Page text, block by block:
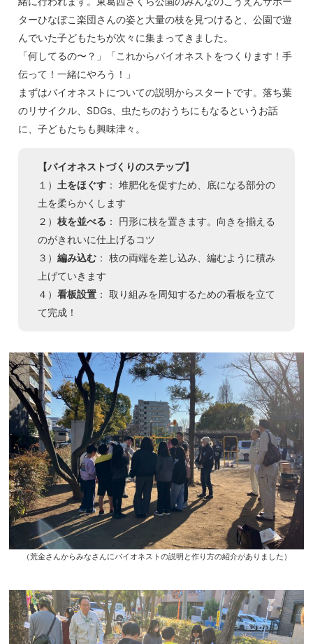
ターひなぼこ楽団さんの姿と大量の枝を見つけると、公園で遊
んでいた子どもたちが次々に集まってきました。
「何してるの〜？」「これからバイオネストをつくります！手
伝って！一緒にやろう！」
まずはバイオネストについての説明からスタートです。落ち葉
のリサイクル、SDGs、虫たちのおうちにもなるというお話
に、子どもたちも興味津々。
【バイオネストづくりのステップ】
１） 土をほぐす ： 堆肥化を促すため、底になる部分の
土を柔らかくします
２） 枝を並べる ： 円形に枝を置きます。向きを揃える
のがきれいに仕上げるコツ
３） 編み込む ： 枝の両端を差し込み、編むように積み
上げていきます
４） 看板設置 ： 取り組みを周知するための看板を立て
て完成！
（荒金さんからみなさんにバイオネストの説明と作り方の紹介がありました）